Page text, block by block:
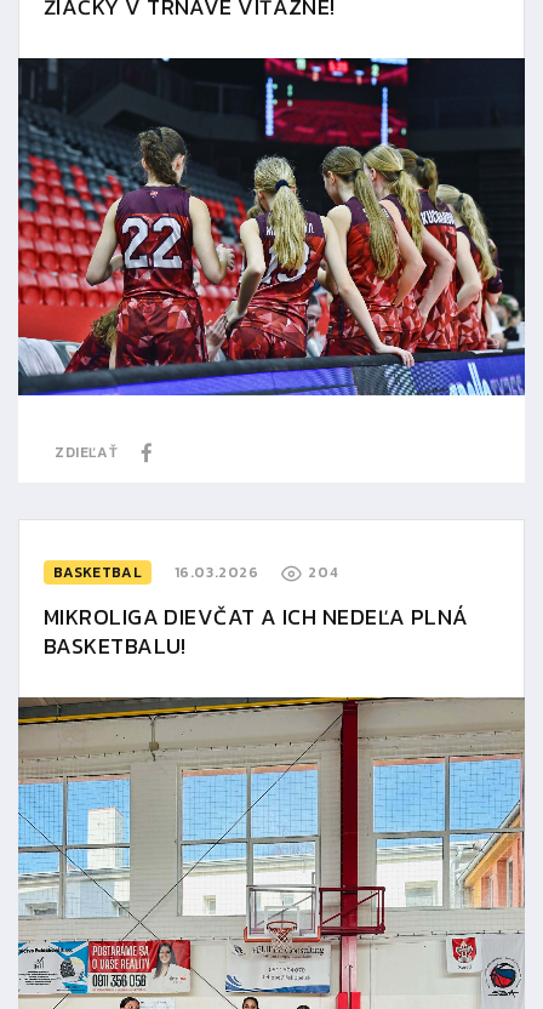
ZDIEĽAŤ
BASKETBAL 16.03.2026 204
MIKROLIGA DIEVČAT A ICH NEDEĽA PLNÁ
BASKETBALU!